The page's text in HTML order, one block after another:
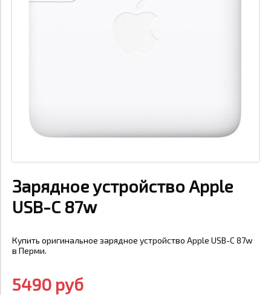
Зарядное устройство Apple
USB-C 87w
Купить оригинальное зарядное устройство Apple USB-C 87w
в Перми.
5490 руб